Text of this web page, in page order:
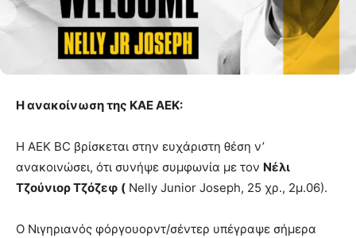
Η ανακοίνωση της ΚΑΕ ΑΕΚ:
Η AEK ΒC βρίσκεται στην ευχάριστη θέση ν’
ανακοινώσει, ότι συνήψε συμφωνία με τον Νέλι
Τζούνιορ Τζόζεφ ( Nelly Junior Joseph, 25 χρ., 2μ.06).
Ο Νιγηριανός φόργουορντ/σέντερ υπέγραψε σήμερα